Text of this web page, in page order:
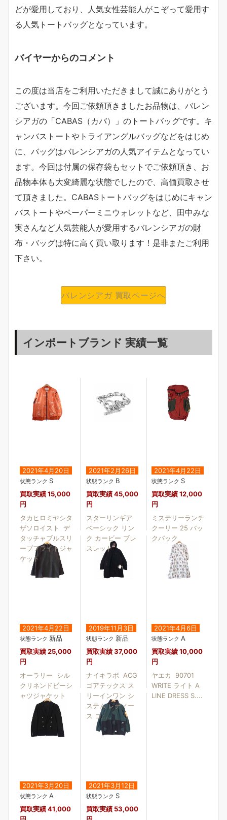
どが愛用しており、人気女性芸能人がこぞって愛用す
る人気トートバッグとなっています。
バイヤーからのコメント
この度は当店をご利用いただきまして誠にありがとう
ございます。今回ご依頼頂きましたお品物は、バレン
シアガの「CABAS（カバ）」のトートバッグです。キ
ャンバストートやトライアングルバッグなどをはじめ
に、バッグはバレンシアガの人気アイテムとなってい
ます。今回は付属の保存袋もセットでご依頼頂き、お
品物本体も大変綺麗な状態でしたので、高価買取させ
て頂きました。CABASトートバッグをはじめにキャン
バストートやペーパーミニウォレットなど、田中みな
実さんなど人気芸能人が愛用するバレンシアガの財
布・バッグは特に高く買い取ります！是非またご利用
下さい。
バレンシアガ 買取ページへ
インポートブランド 実績一覧
2021年4月20日
状態ランク S
買取実績15,000
円
タカヒロミヤシタ
ザソロイスト デ
タッチャブルスリ
ーブフライトジャ
ケット
2021年2月26日
状態ランク B
買取実績45,000
円
スターリンギア
ベーシック リン
ク カービー ブレ
スレット
2021年4月22日
状態ランク S
買取実績12,000
円
ミステリーランチ
クーリー 25 バッ
クパック
2021年4月22日
状態ランク 新品
買取実績25,000
円
オーラリー シル
クリネンドビーシ
ャツジャケット
2019年11月3日
状態ランク 新品
買取実績37,000
円
ナイキラボ ACG
ゴアテックス ス
リーインワン シ
ステム レディー
ス コ....
2021年4月6日
状態ランク A
買取実績10,000
円
ヤエカ 90701
WRITE ライト A
LINE DRESS S....
2021年3月20日
状態ランク A
買取実績41,000
2021年3月12日
状態ランク S
買取実績 53,000